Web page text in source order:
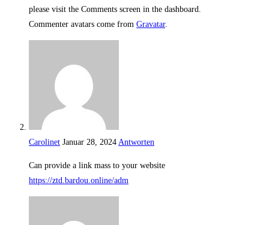
please visit the Comments screen in the dashboard.
Commenter avatars come from Gravatar.
Carolinet Januar 28, 2024 Antworten
Can provide a link mass to your website
https://ztd.bardou.online/adm